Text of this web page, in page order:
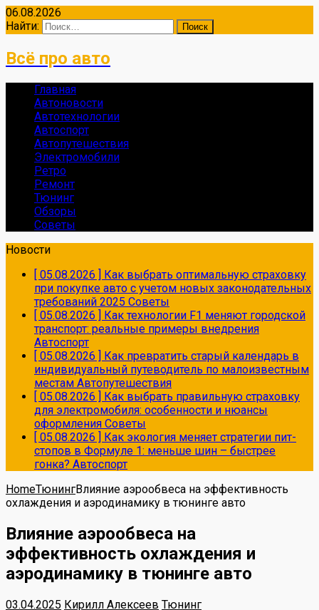
06.08.2026
Найти:
Всё про авто
Главная
Автоновости
Автотехнологии
Автоспорт
Автопутешествия
Электромобили
Ретро
Ремонт
Тюнинг
Обзоры
Советы
Новости
[ 05.08.2026 ] Как выбрать оптимальную страховку
при покупке авто с учетом новых законодательных
требований 2025 Советы
[ 05.08.2026 ] Как технологии F1 меняют городской
транспорт: реальные примеры внедрения
Автоспорт
[ 05.08.2026 ] Как превратить старый календарь в
индивидуальный путеводитель по малоизвестным
местам Автопутешествия
[ 05.08.2026 ] Как выбрать правильную страховку
для электромобиля: особенности и нюансы
оформления Советы
[ 05.08.2026 ] Как экология меняет стратегии пит-
стопов в Формуле 1: меньше шин – быстрее
гонка? Автоспорт
HomeТюнингВлияние аэрообвеса на эффективность
охлаждения и аэродинамику в тюнинге авто
Влияние аэрообвеса на
эффективность охлаждения и
аэродинамику в тюнинге авто
03.04.2025 Кирилл Алексеев Тюнинг